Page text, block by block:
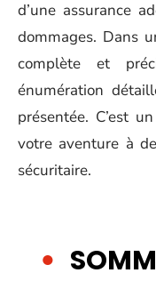
d’une assurance
dommages. Dans
complète et
énumération
présentée. C’est
votre aventure à
sécuritaire.